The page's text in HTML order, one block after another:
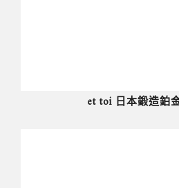
et toi 日本鍛造鉑